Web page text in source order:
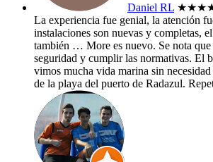
Daniel RL
La experiencia fue genial, la atención
instalaciones son nuevas y completas,
también … More es nuevo. Se nota
seguridad y cumplir las normativas. El
vimos mucha vida marina sin
de la playa del puerto de Radazul.